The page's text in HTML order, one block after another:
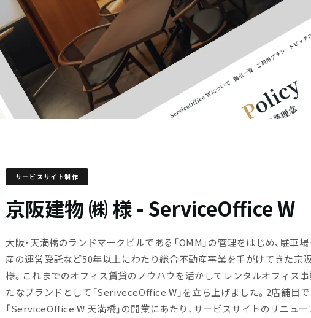
サービスサイト制作
京阪建物 ㈱ 様 - ServiceOffice W
大阪・天満橋のランドマークビルである「OMM」の管理をはじめ、駐車
産の運営受託など50年以上にわたり総合不動産事業を手がけてきた京
様。これまでのオフィス賃貸のノウハウを活かしてレンタルオフィス事
たなブランドとして「SeriveceOffice W」を立ち上げました。2店舗目で
「ServiceOffice W 天満橋」の開業にあたり、サービスサイトのリニュー